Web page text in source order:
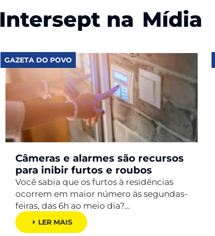
Intersept na Mídia
GAZETA DO POVO
Câmeras e alarmes são recursos
para inibir furtos e roubos
Você sabia que os furtos à residências
ocorrem em maior número às segundas-
feiras, das 6h ao meio dia?…
LER MAIS